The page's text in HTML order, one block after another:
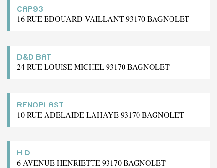
CAP93
16 RUE EDOUARD VAILLANT 93170 BAGNOLET
D&D BAT
24 RUE LOUISE MICHEL 93170 BAGNOLET
RENOPLAST
10 RUE ADELAIDE LAHAYE 93170 BAGNOLET
H D
6 AVENUE HENRIETTE 93170 BAGNOLET